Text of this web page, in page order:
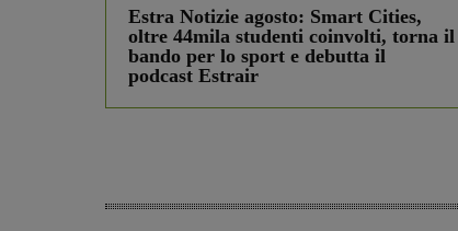
Estra Notizie agosto: Smart Cities,
oltre 44mila studenti coinvolti, torna il
bando per lo sport e debutta il
podcast Estrair